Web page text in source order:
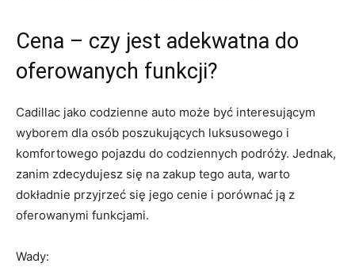
Cena – czy jest adekwatna do
oferowanych funkcji?
Cadillac jako codzienne auto może być interesującym
wyborem dla osób ⁣poszukujących luksusowego i
komfortowego pojazdu do​ codziennych podróży. Jednak,
zanim zdecydujesz się na zakup ‌tego auta, warto
dokładnie przyjrzeć się jego cenie i porównać ją ⁤z
oferowanymi funkcjami.
Wady: